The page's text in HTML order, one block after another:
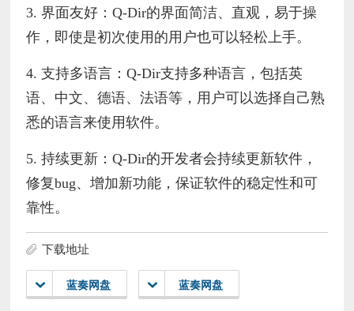
3. 界面友好：Q-Dir的界面简洁、直观，易于操
作，即使是初次使用的用户也可以轻松上手。
4. 支持多语言：Q-Dir支持多种语言，包括英
语、中文、德语、法语等，用户可以选择自己熟
悉的语言来使用软件。
5. 持续更新：Q-Dir的开发者会持续更新软件，
修复bug、增加新功能，保证软件的稳定性和可
靠性。
下载地址
蓝奏网盘 蓝奏网盘